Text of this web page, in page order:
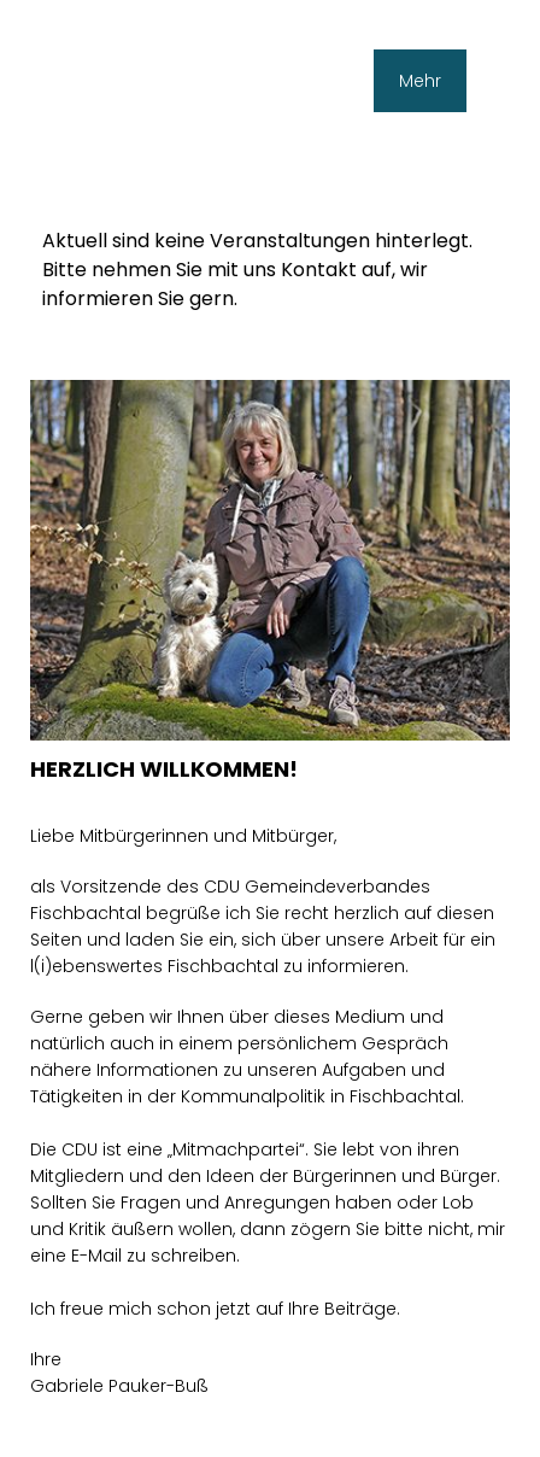
Mehr
Aktuell sind keine Veranstaltungen hinterlegt.
Bitte nehmen Sie mit uns Kontakt auf, wir
informieren Sie gern.
HERZLICH WILLKOMMEN!
Liebe Mitbürgerinnen und Mitbürger,
als Vorsitzende des CDU Gemeindeverbandes
Fischbachtal begrüße ich Sie recht herzlich auf diesen
Seiten und laden Sie ein, sich über unsere Arbeit für ein
l(i)ebenswertes Fischbachtal zu informieren.
Gerne geben wir Ihnen über dieses Medium und
natürlich auch in einem persönlichem Gespräch
nähere Informationen zu unseren Aufgaben und
Tätigkeiten in der Kommunalpolitik in Fischbachtal.
Die CDU ist eine „Mitmachpartei“. Sie lebt von ihren
Mitgliedern und den Ideen der Bürgerinnen und Bürger.
Sollten Sie Fragen und Anregungen haben oder Lob
und Kritik äußern wollen, dann zögern Sie bitte nicht, mir
eine E-Mail zu schreiben.
Ich freue mich schon jetzt auf Ihre Beiträge.
Ihre
Gabriele Pauker-Buß